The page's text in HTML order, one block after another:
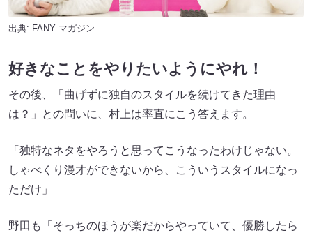
出典: FANY マガジン
好きなことをやりたいようにやれ！
その後、「曲げずに独自のスタイルを続けてきた理由
は？」との問いに、村上は率直にこう答えます。
「独特なネタをやろうと思ってこうなったわけじゃない。
しゃべくり漫才ができないから、こういうスタイルになっ
ただけ」
野田も「そっちのほうが楽だからやっていて、優勝したら